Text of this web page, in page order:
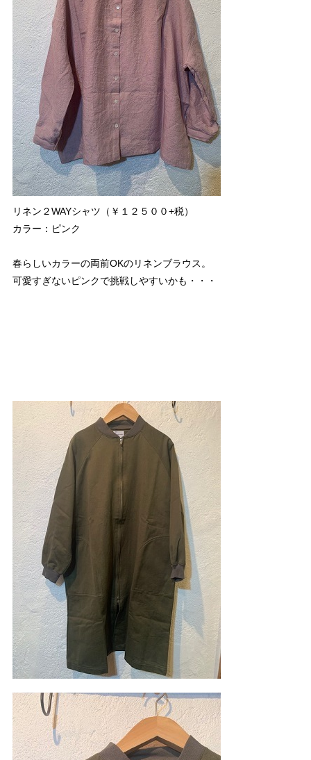
リネン２WAYシャツ（￥１２５００+税）
カラー：ピンク
春らしいカラーの両前OKのリネンブラウス。
可愛すぎないピンクで挑戦しやすいかも・・・